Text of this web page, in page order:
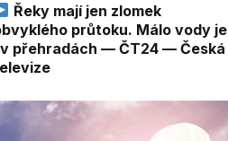
Řeky mají jen zlomek
průtoku. Málo vody je
přehradách — ČT24 — Česká